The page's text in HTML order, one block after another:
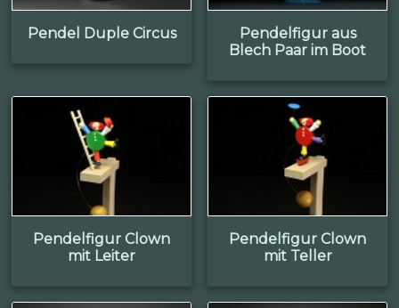
Pendel Duple Circus
Pendelfigur aus
Blech Paar im Boot
Pendelfigur Clown
mit Leiter
Pendelfigur Clown
mit Teller